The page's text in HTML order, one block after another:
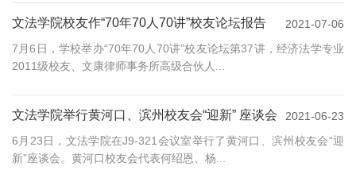
文法学院校友作“70年70人70讲”校友论坛报告
2021-07-06
7月6日，学校举办“70年70人70讲”校友论坛第37讲，经济法学专业
2011级校友、文康律师事务所高级合伙人...
文法学院举行黄河口、滨州校友会“迎新” 座谈会
2021-06-23
6月23日，文法学院在J9-321会议室举行了黄河口、滨州校友会“迎
新”座谈会。黄河口校友会代表何绍恩、杨...